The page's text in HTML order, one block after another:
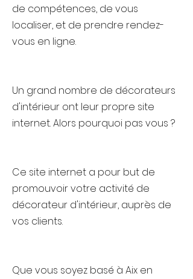
de compétences, de vous
localiser, et de prendre rendez-
vous en ligne.
Un grand nombre de décorateurs
d'intérieur ont leur propre site
internet. Alors pourquoi pas vous ?
Ce site internet a pour but de
promouvoir votre activité de
décorateur d'intérieur, auprès de
vos clients.
Que vous soyez basé à Aix en